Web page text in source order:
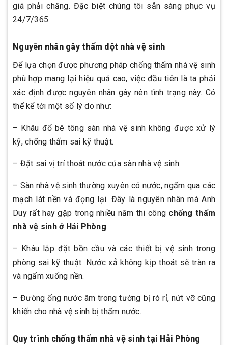
giá phải chăng. Đặc biệt chúng tôi sẵn sàng phục vụ
24/7/365.
Nguyên nhân gây thấm dột nhà vệ sinh
Để lựa chọn được phương pháp chống thấm nhà vệ sinh
phù hợp mang lại hiệu quả cao, việc đầu tiên là ta phải
xác định được nguyên nhân gây nên tình trạng này. Có
thể kể tới một số lý do như:
– Khâu đổ bê tông sàn nhà vệ sinh không được xử lý
kỹ, chống thấm sai kỹ thuật.
– Đặt sai vị trí thoát nước của sàn nhà vệ sinh.
– Sàn nhà vệ sinh thường xuyên có nước, ngấm qua các
mạch lát nền và đọng lại. Đây là nguyên nhân mà Anh
Duy rất hay gặp trong nhiều năm thi công chống thấm
nhà vệ sinh ở Hải Phòng.
– Khâu lắp đặt bồn cầu và các thiết bị vệ sinh trong
phòng sai kỹ thuật. Nước xả không kịp thoát sẽ tràn ra
và ngấm xuống nền.
– Đường ống nước âm trong tường bị rò rỉ, nứt vỡ cũng
khiến cho nhà vệ sinh bị thấm nước.
Quy trình chống thấm nhà vệ sinh tại Hải Phòng